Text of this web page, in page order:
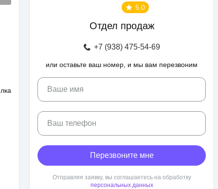
5.0
Отдел продаж
+7 (938) 475-54-69
или оставьте ваш номер, и мы вам перезвоним
Ваше имя
Ваш телефон
Перезвоните мне
Отправляя заявку, вы соглашаетесь на обработку
персональных данных